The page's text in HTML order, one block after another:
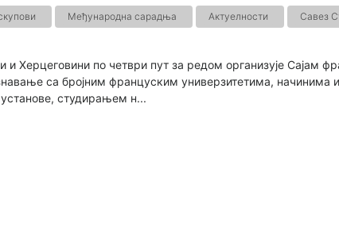
Међународна сарадња Актуелности
Савез
и Херцеговини по четври пут за редом организује Сајам
са бројним француским универзитетима, начинима
студирањем н...